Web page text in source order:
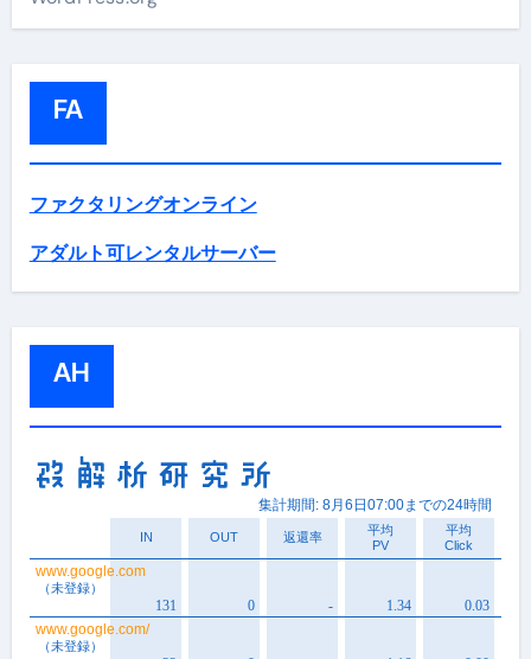
FA
ファクタリングオンライン
アダルト可レンタルサーバー
AH